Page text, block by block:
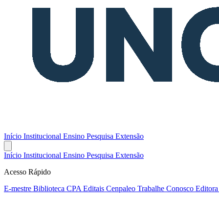
Início Institucional Ensino Pesquisa Extensão
Início Institucional Ensino Pesquisa Extensão
Acesso Rápido
E-mestre Biblioteca CPA Editais Cenpaleo Trabalhe Conosco Editora